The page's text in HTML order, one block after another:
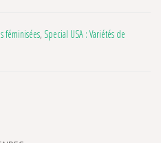
féminisées, Special USA : Variétés de